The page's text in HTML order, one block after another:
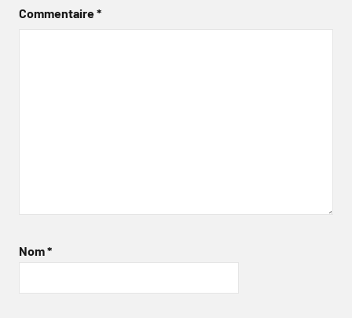
Commentaire*
Nom*